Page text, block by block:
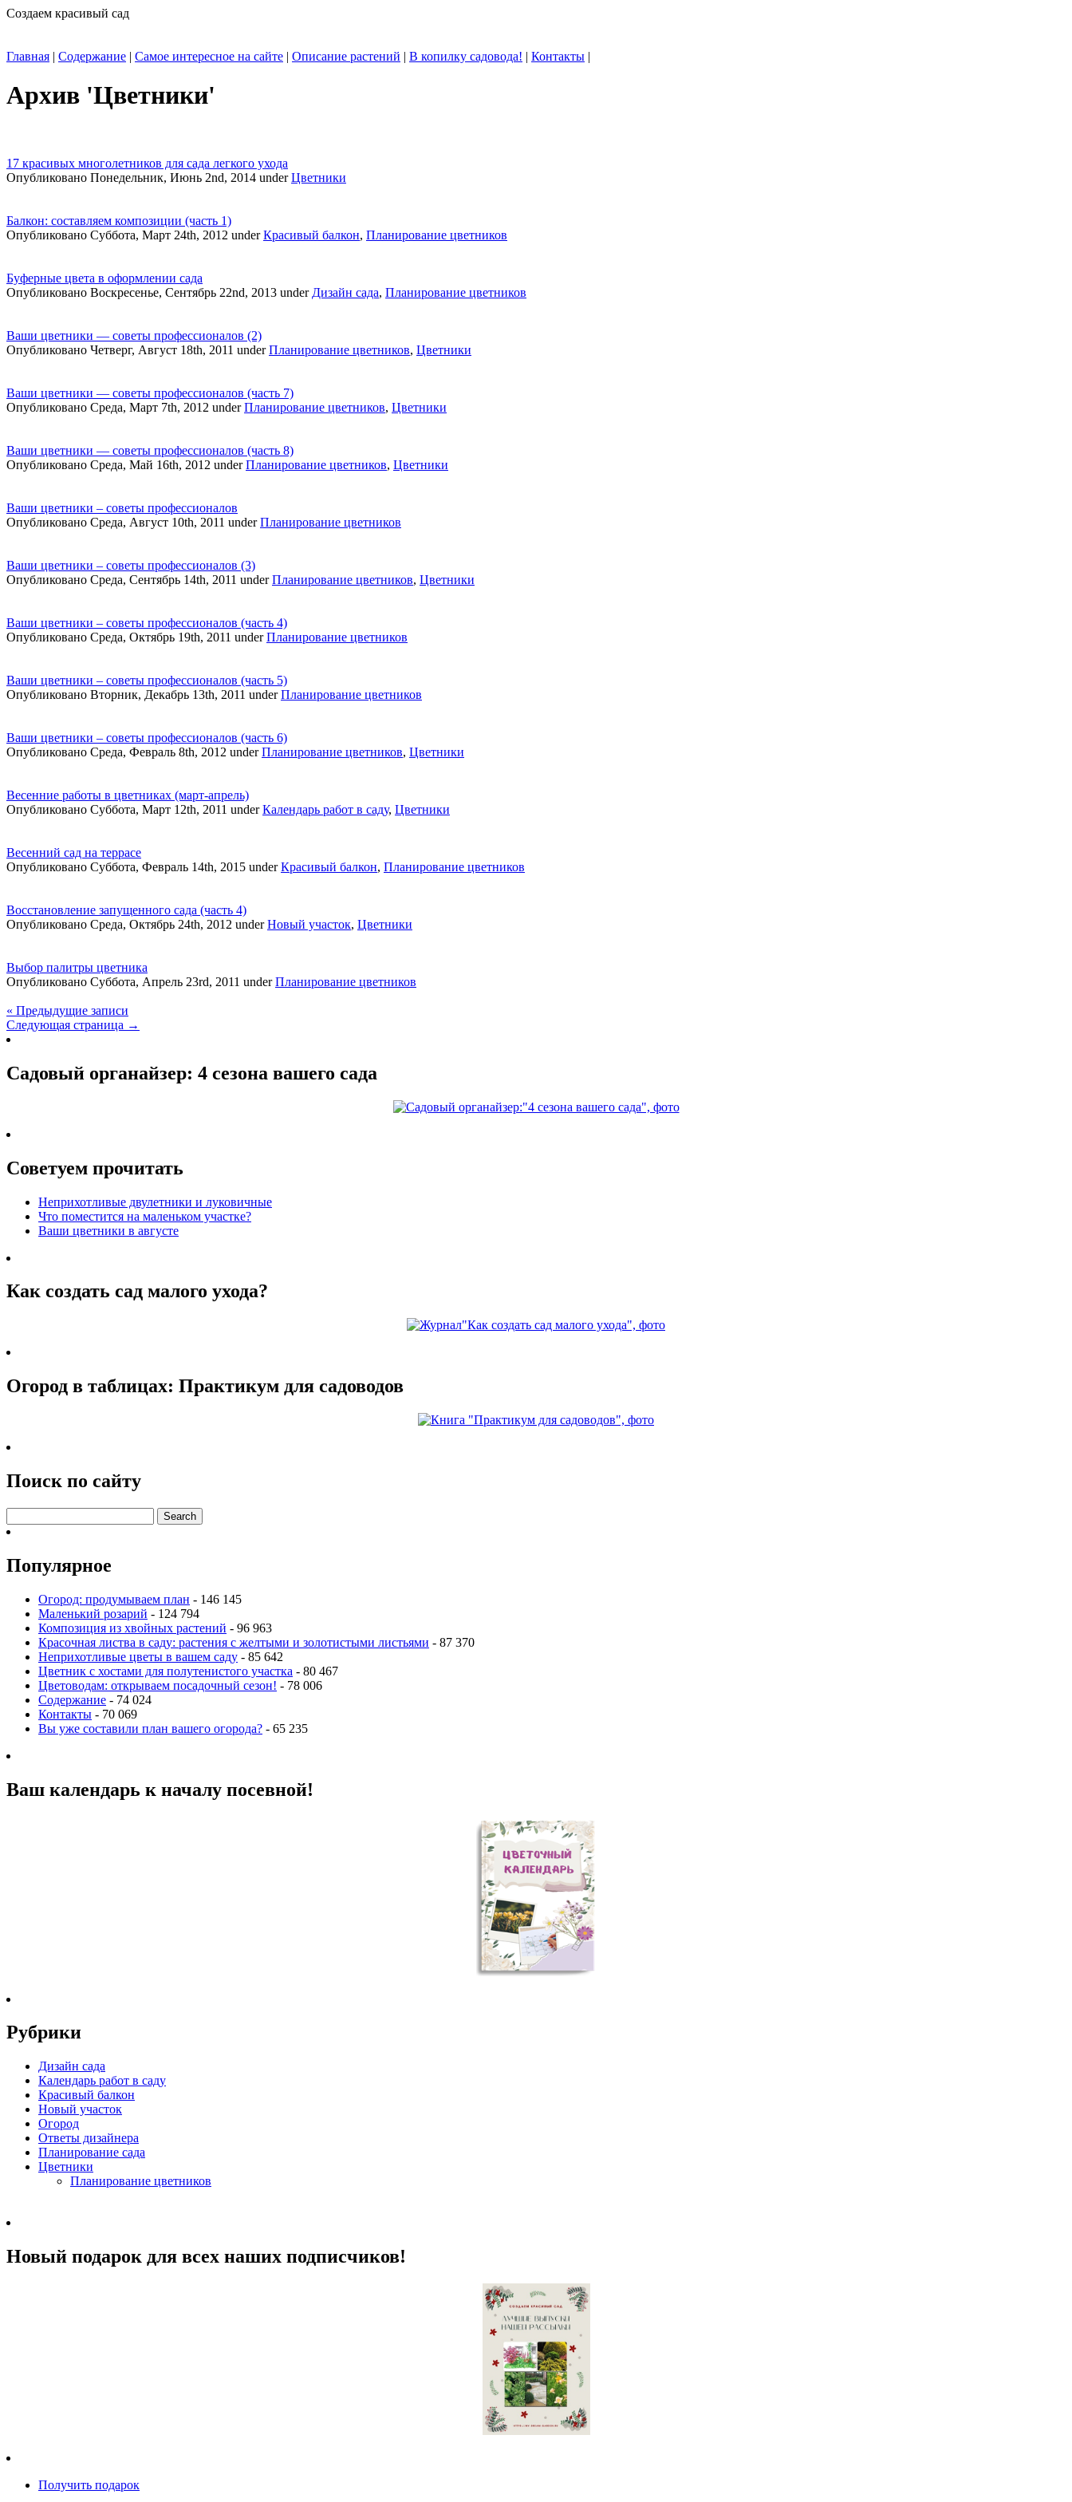
Создаем красивый сад
Главная | Содержание | Самое интересное на сайте | Описание растений | В копилку садовода! | Контакты |
Архив 'Цветники'
17 красивых многолетников для сада легкого ухода
Опубликовано Понедельник, Июнь 2nd, 2014 underЦветники
Балкон: составляем композиции (часть 1)
Опубликовано Суббота, Март 24th, 2012 underКрасивый балкон, Планирование цветников
Буферные цвета в оформлении сада
Опубликовано Воскресенье, Сентябрь 22nd, 2013 under Дизайн сада, Планирование цветников
Ваши цветники — советы профессионалов (2)
Опубликовано Четверг, Август 18th, 2011 underПланирование цветников, Цветники
Ваши цветники — советы профессионалов (часть 7)
Опубликовано Среда, Март 7th, 2012 underПланирование цветников, Цветники
Ваши цветники — советы профессионалов (часть 8)
Опубликовано Среда, Май 16th, 2012 underПланирование цветников, Цветники
Ваши цветники – советы профессионалов
Опубликовано Среда, Август 10th, 2011 underПланирование цветников
Ваши цветники – советы профессионалов (3)
Опубликовано Среда, Сентябрь 14th, 2011 underПланирование цветников, Цветники
Ваши цветники – советы профессионалов (часть 4)
Опубликовано Среда, Октябрь 19th, 2011 underПланирование цветников
Ваши цветники – советы профессионалов (часть 5)
Опубликовано Вторник, Декабрь 13th, 2011 underПланирование цветников
Ваши цветники – советы профессионалов (часть 6)
Опубликовано Среда, Февраль 8th, 2012 underПланирование цветников, Цветники
Весенние работы в цветниках (март-апрель)
Опубликовано Суббота, Март 12th, 2011 underКалендарь работ в саду, Цветники
Весенний сад на террасе
Опубликовано Суббота, Февраль 14th, 2015 underКрасивый балкон, Планирование цветников
Восстановление запущенного сада (часть 4)
Опубликовано Среда, Октябрь 24th, 2012 underНовый участок, Цветники
Выбор палитры цветника
Опубликовано Суббота, Апрель 23rd, 2011 underПланирование цветников
« Предыдущие записи
Следующая страница →
Садовый органайзер: 4 сезона вашего сада
Советуем прочитать
Неприхотливые двулетники и луковичные
Что поместится на маленьком участке?
Ваши цветники в августе
Как создать сад малого ухода?
Огород в таблицах: Практикум для садоводов
Поиск по сайту
Популярное
Огород: продумываем план - 146 145
Маленький розарий - 124 794
Композиция из хвойных растений - 96 963
Красочная листва в саду: растения с желтыми и золотистыми листьями - 87 370
Неприхотливые цветы в вашем саду - 85 642
Цветник с хостами для полутенистого участка - 80 467
Цветоводам: открываем посадочный сезон! - 78 006
Содержание - 74 024
Контакты - 70 069
Вы уже составили план вашего огорода? - 65 235
Ваш календарь к началу посевной!
Рубрики
Дизайн сада
Календарь работ в саду
Красивый балкон
Новый участок
Огород
Ответы дизайнера
Планирование сада
Цветники
Планирование цветников
Новый подарок для всех наших подписчиков!
Получить подарок